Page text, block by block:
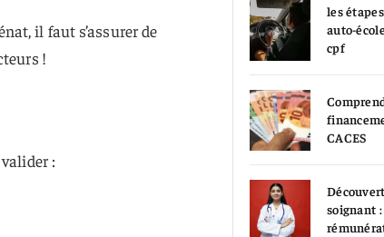
il faut s’assurer de
!
:
les
auto-
cpf
CACES
soignant